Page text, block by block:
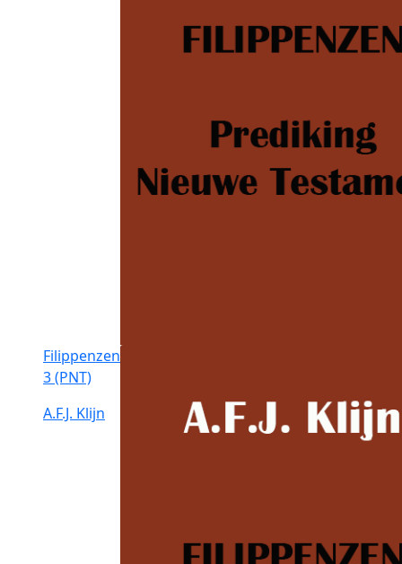
Filippenzen
3 (PNT)
A.F.J. Klijn